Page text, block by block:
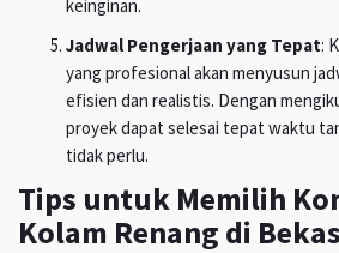
keinginan.
Jadwal Pengerjaan yang Tepat:
yang profesional akan menyusun
efisien dan realistis. Dengan
proyek dapat selesai tepat waktu
tidak perlu.
Tips untuk Memilih
Kolam Renang di